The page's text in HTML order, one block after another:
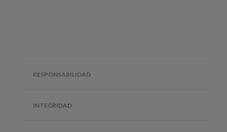
RESPONSABILIDAD
INTEGRIDAD